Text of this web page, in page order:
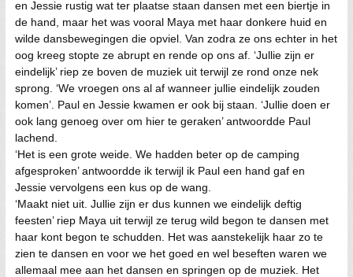
en Jessie rustig wat ter plaatse staan dansen met een biertje in
de hand, maar het was vooral Maya met haar donkere huid en
wilde dansbewegingen die opviel. Van zodra ze ons echter in het
oog kreeg stopte ze abrupt en rende op ons af. ‘Jullie zijn er
eindelijk’ riep ze boven de muziek uit terwijl ze rond onze nek
sprong. ‘We vroegen ons al af wanneer jullie eindelijk zouden
komen’. Paul en Jessie kwamen er ook bij staan. ‘Jullie doen er
ook lang genoeg over om hier te geraken’ antwoordde Paul
lachend.
‘Het is een grote weide. We hadden beter op de camping
afgesproken’ antwoordde ik terwijl ik Paul een hand gaf en
Jessie vervolgens een kus op de wang.
‘Maakt niet uit. Jullie zijn er dus kunnen we eindelijk deftig
feesten’ riep Maya uit terwijl ze terug wild begon te dansen met
haar kont begon te schudden. Het was aanstekelijk haar zo te
zien te dansen en voor we het goed en wel beseften waren we
allemaal mee aan het dansen en springen op de muziek. Het